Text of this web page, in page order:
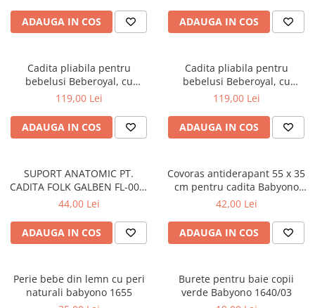
005-005
ADAUGA IN COS
003
ADAUGA IN COS
Cadita pliabila pentru
bebelusi Beberoyal, cu
termometru digital si dop de
002
119,00 Lei
ADAUGA IN COS
Cadita pliabila pentru
bebelusi Beberoyal, cu
termometru digital si dop de
001
119,00 Lei
ADAUGA IN COS
SUPORT ANATOMIC PT.
CADITA FOLK GALBEN FL-003-
113
44,00 Lei
ADAUGA IN COS
Covoras antiderapant 55 x 35
cm pentru cadita Babyono
albastru 1345/01
42,00 Lei
ADAUGA IN COS
Perie bebe din lemn cu peri
naturali babyono 1655
Burete pentru baie copii
verde Babyono 1640/03